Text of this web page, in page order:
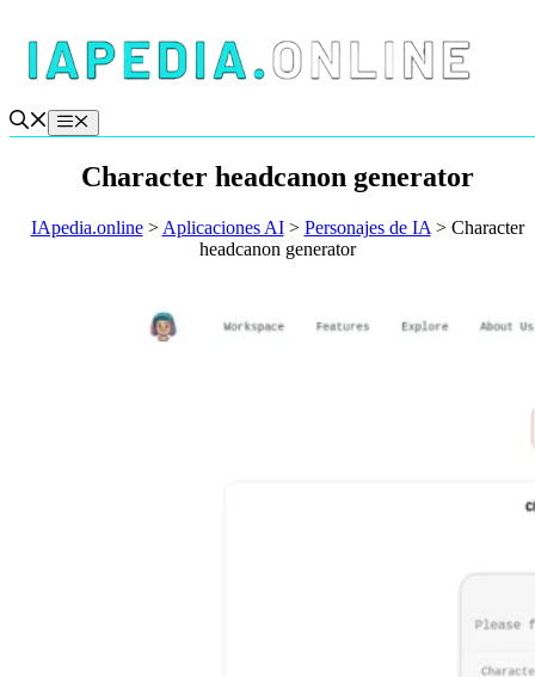
contenido
Menú
Character headcanon generator
IApedia.online> Aplicaciones AI> Personajes de IA > Character
headcanon generator